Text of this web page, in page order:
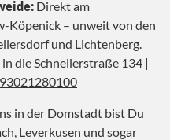
Direkt am
Köpenick – unweit von den
und Lichtenberg.
die Schnellerstraße 134 |
in der Domstadt bist Du
Leverkusen und sogar